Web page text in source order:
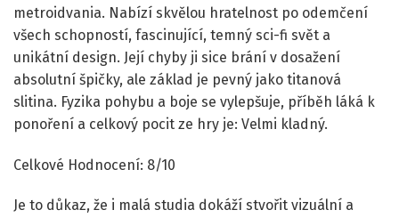
metroidvania. Nabízí skvělou hratelnost po odemčení
všech schopností, fascinující, temný sci-fi svět a
unikátní design. Její chyby ji sice brání v dosažení
absolutní špičky, ale základ je pevný jako titanová
slitina. Fyzika pohybu a boje se vylepšuje, příběh láká k
ponoření a celkový pocit ze hry je: Velmi kladný.
Celkové Hodnocení: 8/10
Je to důkaz, že i malá studia dokáží stvořit vizuální a